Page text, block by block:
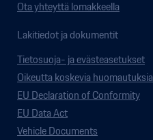
Ota yhteyttä lomakkeella
Lakitiedot ja dokumentit
Tietosuoja- ja evästeasetukset
Oikeutta koskevia huomautuksia
EU Declaration of Conformity
EU Data Act
Vehicle Documents